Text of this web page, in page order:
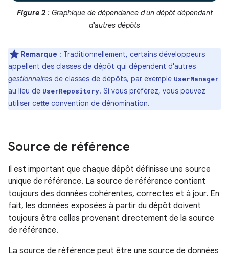
Figure 2: Graphique de dépendance d'un dépôt dépendant
d'autres dépôts
Remarque : Traditionnellement, certains développeurs
appellent des classes de dépôt qui dépendent d'autres
gestionnaires de classes de dépôts, par exemple UserManager
au lieu de UserRepository. Si vous préférez, vous pouvez
utiliser cette convention de dénomination.
Source de référence
Il est important que chaque dépôt définisse une source
unique de référence. La source de référence contient
toujours des données cohérentes, correctes et à jour. En
fait, les données exposées à partir du dépôt doivent
toujours être celles provenant directement de la source
de référence.
La source de référence peut être une source de données